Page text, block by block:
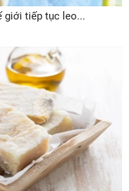
giới tiếp tục leo...